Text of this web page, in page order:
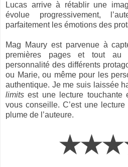
Lucas arrive à rétablir une
évolue progressivement,
parfaitement les émotions des
Mag Maury est parvenue à
premières pages et tout au
personnalité des différents
ou Marie, ou même pour les
authentique. Je me suis laissée
limits est une lecture touchante
vous conseille. C’est une
plume de l’auteure.